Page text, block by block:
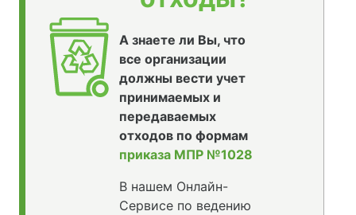
А знаете ли Вы, что
все организации
должны вести учет
принимаемых и
передаваемых
отходов по формам
приказа МПР №1028
В нашем Онлайн-
Сервисе по ведению